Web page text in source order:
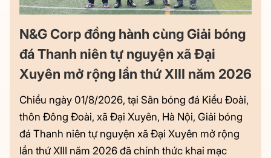
N&G Corp đồng hành cùng Giải bóng
đá Thanh niên tự nguyện xã Đại
Xuyên mở rộng lần thứ XIII năm 2026
Chiều ngày 01/8/2026, tại Sân bóng đá Kiều Đoài,
thôn Đông Đoài, xã Đại Xuyên, Hà Nội, Giải bóng
đá Thanh niên tự nguyện xã Đại Xuyên mở rộng
lần thứ XIII năm 2026 đã chính thức khai mạc